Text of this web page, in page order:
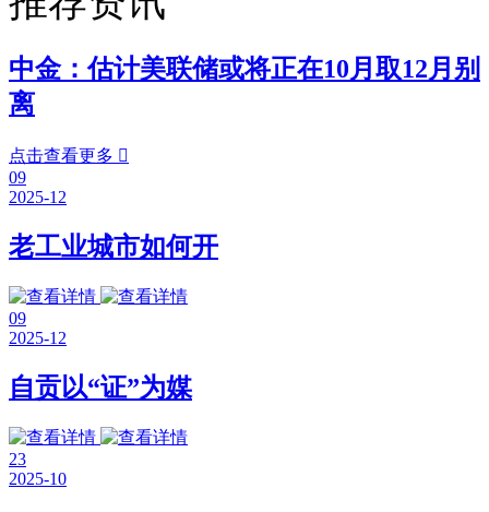
中金：估计美联储或将正在10月取12月别
离
点击查看更多 
09
2025-12
老工业城市如何开
09
2025-12
自贡以“证”为媒
23
2025-10